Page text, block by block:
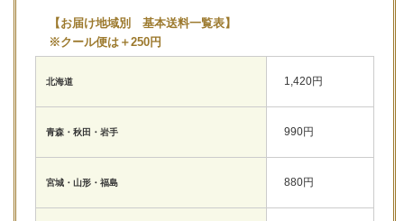
【お届け地域別 基本送料一覧表】
※クール便は＋250円
北海道 1,420円
青森・秋田・岩手 990円
宮城・山形・福島 880円